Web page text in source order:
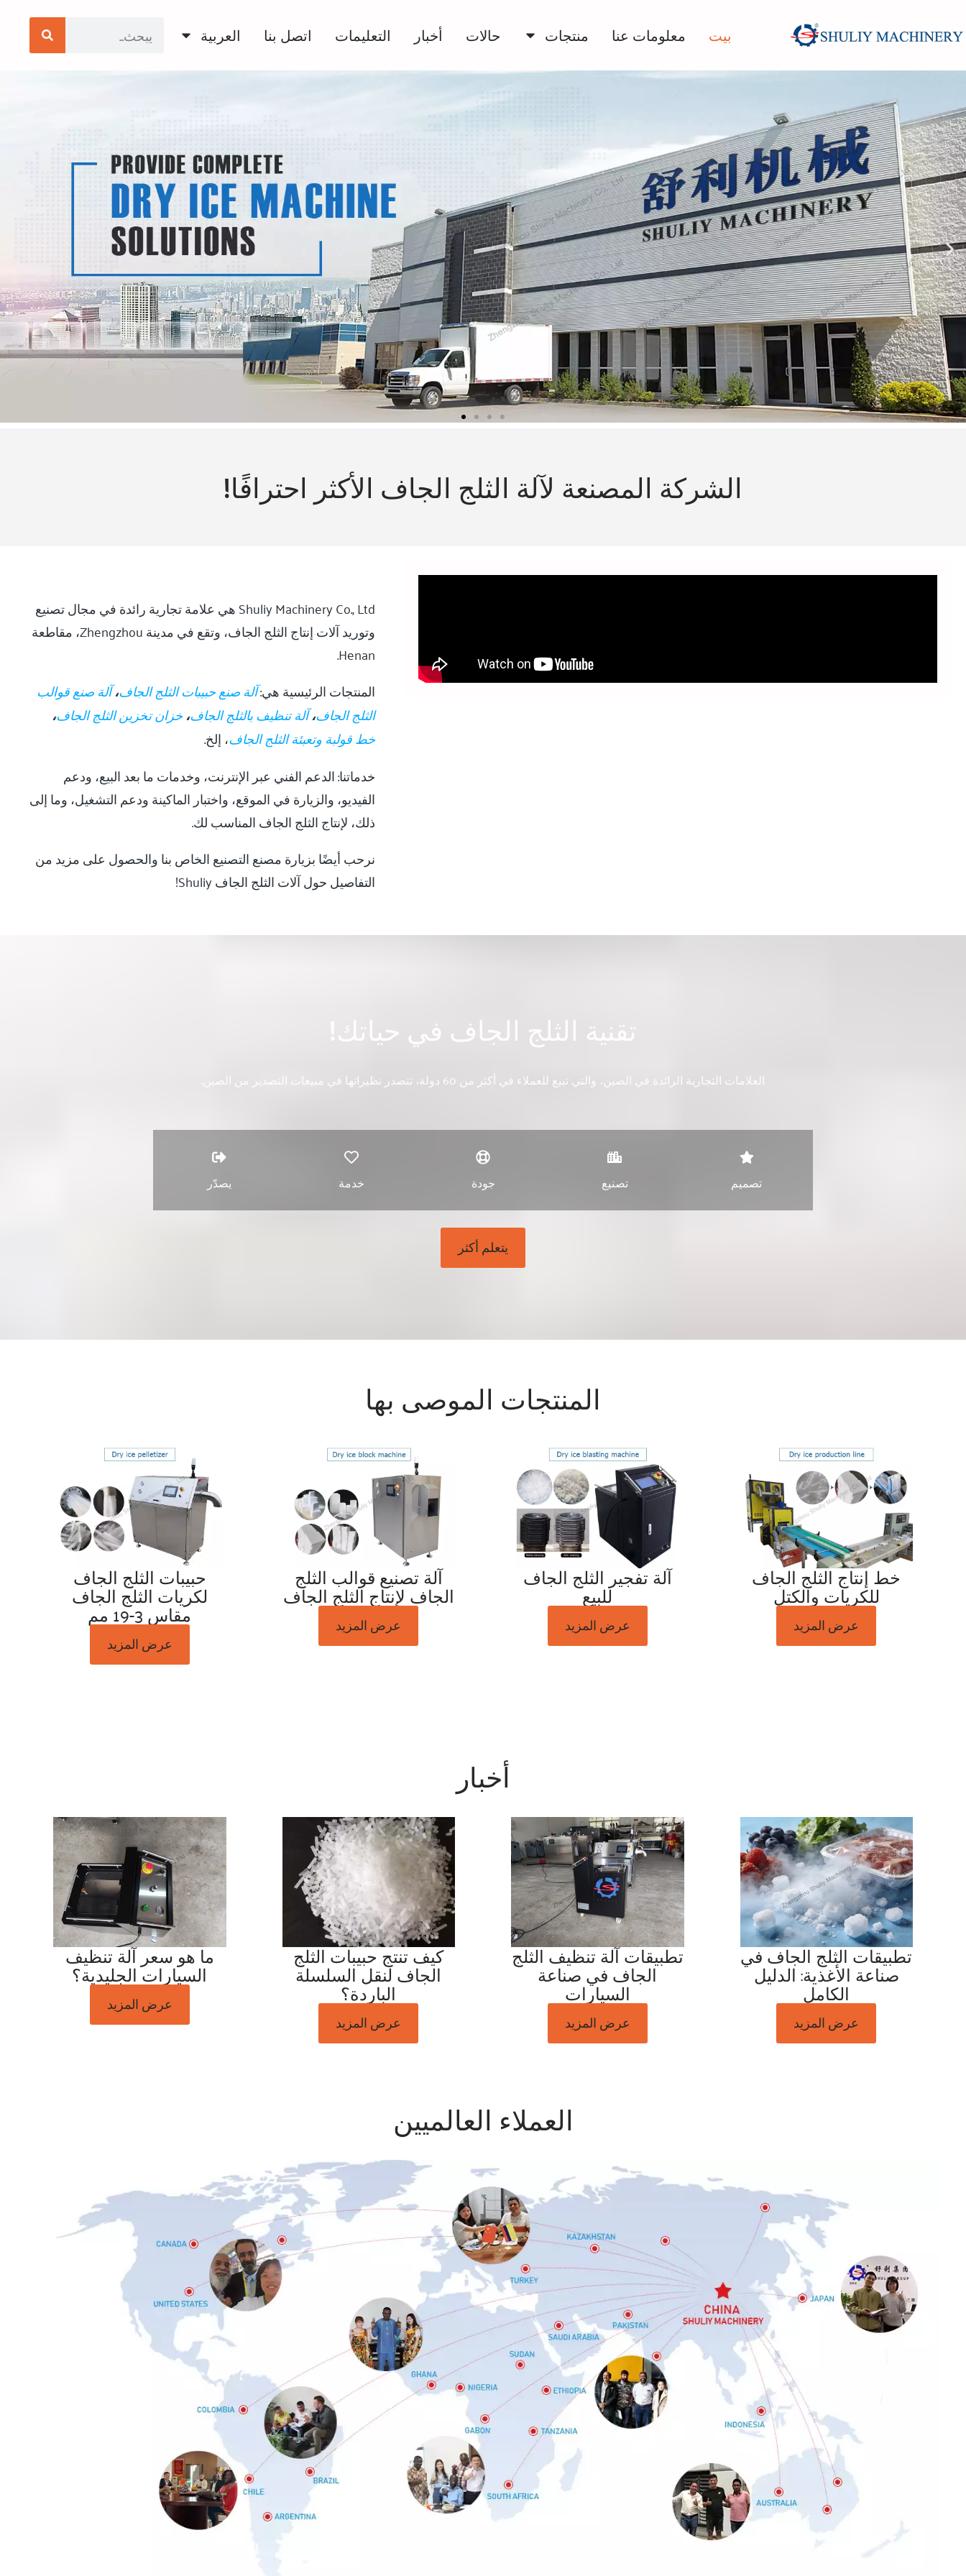
بيت معلومات عنا منتجات حالات أخبار التعليمات اتصل بنا العربية
الشركة المصنعة لآلة الثلج الجاف الأكثر احترافًا!
Shuliy Machinery Co., Ltd هي علامة تجارية رائدة في مجال تصنيع
وتوريد آلات إنتاج الثلج الجاف، وتقع في مدينة Zhengzhou، مقاطعة
Henan.
المنتجات الرئيسية هي:آلة صنع حبيبات الثلج الجاف،آلة صنع قوالب
الثلج الجاف،آلة تنظيف بالثلج الجاف،خزان تخزين الثلج الجاف،
خط قولبة وتعبئة الثلج الجاف، إلخ.
خدماتنا: الدعم الفني عبر الإنترنت، وخدمات ما بعد البيع، ودعم
الفيديو، والزيارة في الموقع، واختبار الماكينة ودعم التشغيل، وما إلى
ذلك، لإنتاج الثلج الجاف المناسب لك.
نرحب أيضًا بزيارة مصنع التصنيع الخاص بنا والحصول على مزيد من
التفاصيل حول آلات الثلج الجاف Shuliy!
تقنية الثلج الجاف في حياتك!
العلامات التجارية الرائدة في الصين، والتي تبيع للعملاء في أكثر من 60 دولة، تتصدر نظيراتها في مبيعات التصدير من الصين.
تصميم تصنيع جودة خدمة يصدّر
يتعلم أكثر
المنتجات الموصى بها
خط إنتاج الثلج الجاف
للكريات والكتل
عرض المزيد
آلة تفجير الثلج الجاف
للبيع
عرض المزيد
آلة تصنيع قوالب الثلج
الجاف لإنتاج الثلج الجاف
عرض المزيد
حبيبات الثلج الجاف
لكريات الثلج الجاف
مقاس 3-19 مم
عرض المزيد
أخبار
تطبيقات الثلج الجاف في
صناعة الأغذية: الدليل
الكامل
عرض المزيد
تطبيقات آلة تنظيف الثلج
الجاف في صناعة
السيارات
عرض المزيد
كيف تنتج حبيبات الثلج
الجاف لنقل السلسلة
الباردة؟
عرض المزيد
ما هو سعر آلة تنظيف
السيارات الجليدية؟
عرض المزيد
العملاء العالميين